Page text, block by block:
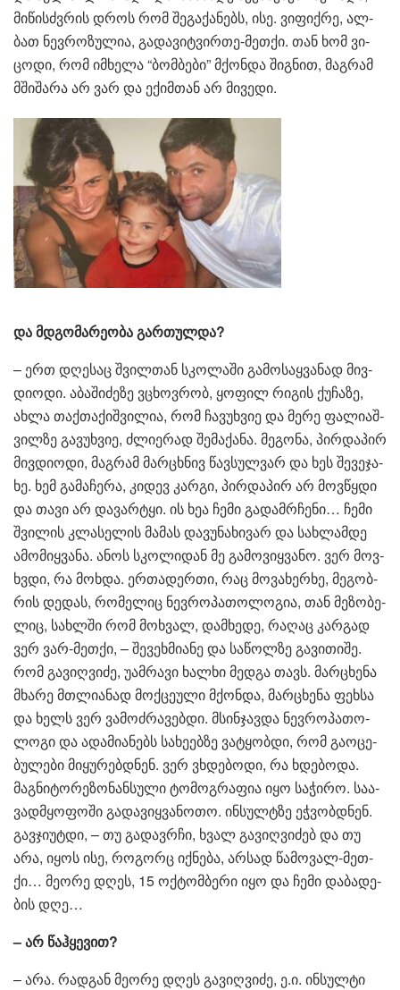
მი­წისძვრის დროს რომ შე­გა­ქა­ნებს, ისე. ვი­ფიქ­რე, ალ­
ბათ ნევ­რო­ზუ­ლია, გა­და­ვიტ­ვირ­თე-მეთ­ქი. თან ხომ ვი­
ცო­დი, რომ იმ­ხე­ლა “ბომ­ბე­ბი” მქონ­და შიგ­ნით, მაგ­რამ
მში­შა­რა არ ვარ და ექიმ­თან არ მი­ვე­დი.
და მდგო­მა­რე­ო­ბა გარ­თულ­და?
– ერთ დღე­საც შვილ­თან სკო­ლა­ში გა­მო­საყ­ვა­ნად მივ­
დი­ო­დი. აბა­ში­ძე­ზე ვცხოვ­რობ, ყო­ფილ რი­გის ქუ­ჩა­ზე,
ახლა თაქთა­ქიშ­ვი­ლია, რომ ჩა­ვუხ­ვიე და მერე ფა­ლი­აშ­
ვილ­ზე გა­ვუხ­ვიე, ძლი­ე­რად შე­მა­ქა­ნა. მე­გო­ნა, პირ­და­პირ
მივ­დი­ო­დი, მაგ­რამ მარ­ცხნივ წავ­სულ­ვარ და ხეს შე­ვე­ჯა­
ხე. ხემ გა­მა­ჩე­რა, კი­დევ კარ­გი, პირ­და­პირ არ მოვ­წყდი
და თავი არ და­ვარ­ტყი. ის ხეა ჩემი გა­დამ­რჩე­ნი… ჩემი
შვი­ლის კლა­სე­ლის მა­მას და­ვუ­ნა­ხი­ვარ და სახ­ლამ­დე
ამო­მიყ­ვა­ნა. ანოს სკო­ლი­დან მე გა­მო­ვიყ­ვა­ნო. ვერ მოვ­
ხვდი, რა მოხ­და. ერ­თა­დერ­თი, რაც მო­ვა­ხერ­ხე, მე­გობ­
რის დე­დას, რო­მე­ლიც ნევ­რო­პა­თო­ლო­გია, თან მე­ზო­ბე­
ლიც, სახ­ლში რომ მოხ­ვალ, დამ­ხე­დე, რა­ღაც კარ­გად
ვერ ვარ-მეთ­ქი, – შე­ვეხ­მი­ა­ნე და სა­წოლ­ზე გა­ვი­თი­შე.
რომ გა­ვიღ­ვი­ძე, უამ­რა­ვი ხალ­ხი მედ­გა თავს. მარ­ცხე­ნა
მხა­რე მთლი­ა­ნად მოქ­ცე­უ­ლი მქონ­და, მარ­ცხე­ნა ფეხ­სა
და ხელს ვერ ვა­მოძ­რა­ვებ­დი. მსინ­ჯავ­და ნევ­რო­პა­თო­
ლო­გი და ადა­მი­ა­ნებს სა­ხე­ებ­ზე ვა­ტყობ­დი, რომ გა­ო­ცე­
ბუ­ლე­ბი მი­ყუ­რებ­დნენ. ვერ ვხდე­ბო­დი, რა ხდე­ბო­და.
მაგ­ნი­ტო­რე­ზო­ნან­სუ­ლი ტო­მოგ­რა­ფია იყო სა­ჭი­რო. სა­ა­
ვად­მყო­ფო­ში გა­და­ვიყ­ვა­ნო­თო. ინ­სულტზე ეჭ­ვობ­დნენ.
გავ­ჯი­უტ­დი, – თუ გა­დავ­რჩი, ხვალ გა­ვიღ­ვი­ძებ და თუ
არა, იყოს ისე, რო­გორც იქ­ნე­ბა, არ­სად წა­მო­ვალ-მეთ­
ქი… მე­ო­რე დღეს, 15 ოქ­ტომ­ბე­რი იყო და ჩემი და­ბა­დე­
ბის დღე…
– არ წაჰ­ყე­ვით?
– არა. რად­გან მე­ო­რე დღეს გა­ვიღ­ვი­ძე, ე.ი. ინ­სულ­ტი